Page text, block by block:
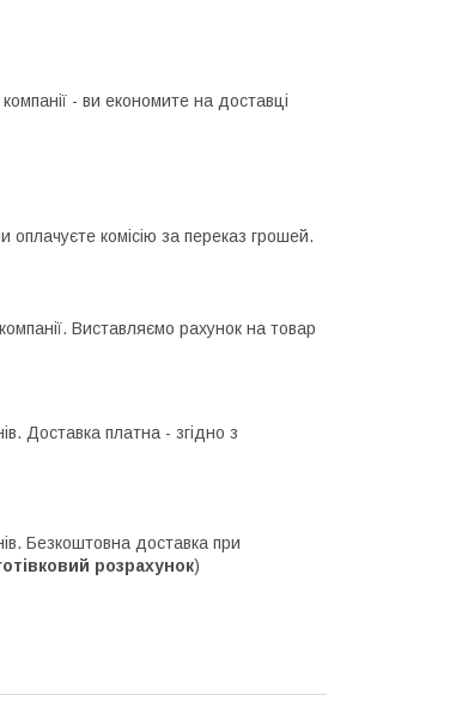
- ви економите на доставці
комісію за переказ грошей.
Виставляємо рахунок на товар
Доставка платна - згідно з
Безкоштовна доставка при
розрахунок)